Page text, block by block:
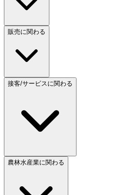
販売に関わる
接客/サービスに関わる
農林水産業に関わる